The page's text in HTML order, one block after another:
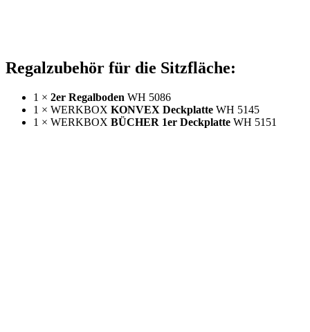
Regalzubehör für die Sitzfläche:
1 × 2er Regalboden WH 5086
1 × WERKBOX KONVEX Deckplatte WH 5145
1 × WERKBOX BÜCHER 1er Deckplatte WH 5151